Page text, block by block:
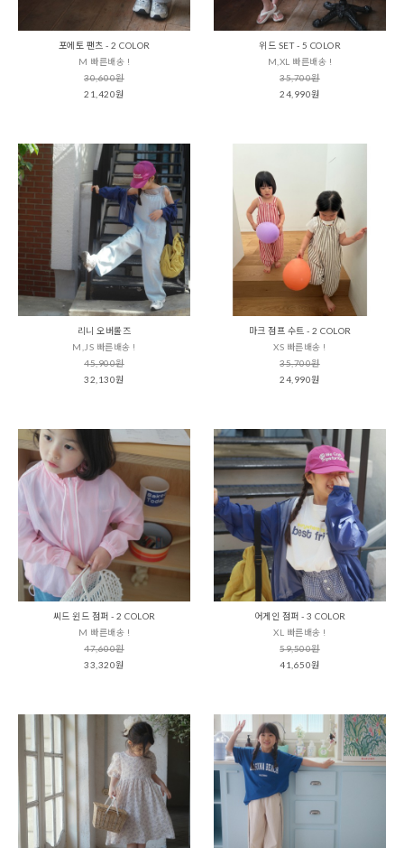
포에토 팬츠 - 2 COLOR
M 빠른배송 !
30,600원
21,420원
위드 SET - 5 COLOR
M,XL 빠른배송 !
35,700원
24,990원
리니 오버롤즈
M,JS 빠른배송 !
45,900원
32,130원
마크 점프 수트 - 2 COLOR
XS 빠른배송 !
35,700원
24,990원
씨드 윈드 점퍼 - 2 COLOR
M 빠른배송 !
47,600원
33,320원
어게인 점퍼 - 3 COLOR
XL 빠른배송 !
59,500원
41,650원